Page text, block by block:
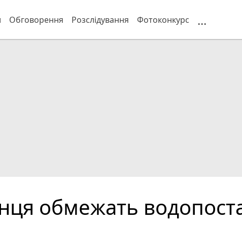
Обговорення Розслідування Фотоконкурс ...
обмежать